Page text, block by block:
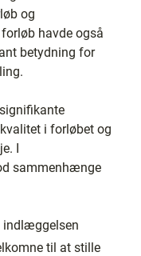
og
havde også
betydning for
i forløbet og
I
sammenhænge
indlæggelsen
til at stille